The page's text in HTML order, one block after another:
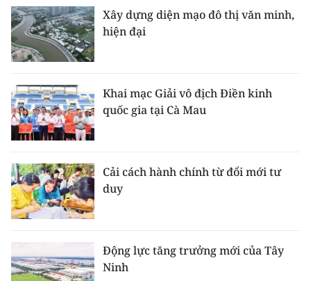
Xây dựng diện mạo đô thị văn minh,
hiện đại
Khai mạc Giải vô địch Điền kinh
quốc gia tại Cà Mau
Cải cách hành chính từ đổi mới tư
duy
Động lực tăng trưởng mới của Tây
Ninh